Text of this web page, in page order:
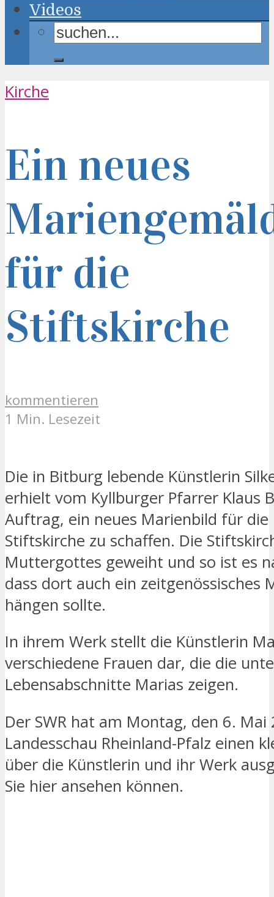
Videos
Kirche
Ein neues
für die
Stiftskirche
kommentieren
1 Min. Lesezeit
Die in Bitburg lebende Künstlerin
erhielt vom Kyllburger Pfarrer Klaus
Auftrag, ein neues Marienbild für die
Stiftskirche zu schaffen. Die
Muttergottes geweiht und so ist es
dass dort auch ein zeitgenössisches
hängen sollte.
In ihrem Werk stellt die Künstlerin
verschiedene Frauen dar, die die
Lebensabschnitte Marias zeigen.
Der SWR hat am Montag, den 6.
Landesschau Rheinland-Pfalz einen
über die Künstlerin und ihr Werk
Sie hier ansehen können.